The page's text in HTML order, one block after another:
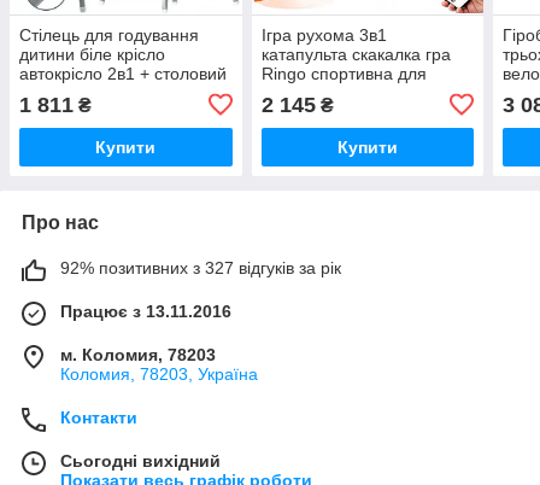
Стілець для годування
дитини біле крісло
автокрісло 2в1 + столовий
1 811 ₴
Купити
Ігра рухома 3в1
катапульта скакалка гра
Ringo спортивна для
2 145₴
Купити
3
Про нас
92% позитивних з 327 відгуків за рік
Працює з 13.11.2016
м. Коломия, 78203
Коломия, 78203, Україна
Контакти
Сьогодні вихідний
Показати весь графік роботи